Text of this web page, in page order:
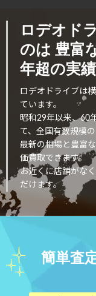
ロデオド
のは 豊富
年超の実績
ロデオドライブは
ています。
昭和29年以来、60
て、全国有数規模
最新の相場と豊富
価買取できます。
お近くに店舗がな
だけます。
簡単査